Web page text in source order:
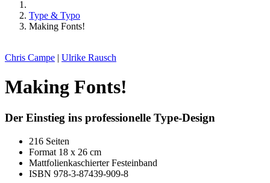
Type & Typo
Making Fonts!
Chris Campe | Ulrike Rausch
Making Fonts!
Der Einstieg ins professionelle Type-Design
216 Seiten
Format 18 x 26 cm
Mattfolienkaschierter Festeinband
ISBN 978-3-87439-909-8